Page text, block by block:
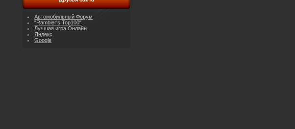
Автомобильный Форум
"Rambler's Top100"
Лучшая игра Онлайн
Яндекс
Google